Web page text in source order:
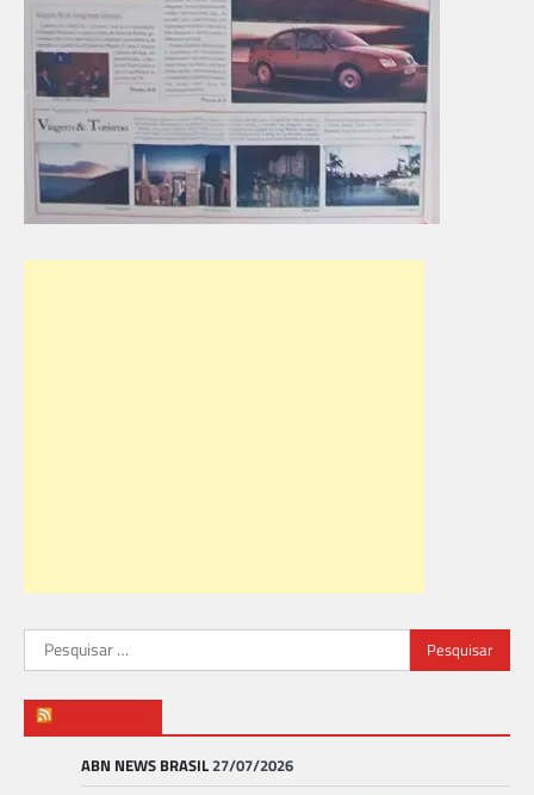
Pesquisar
por:
ABN NEWS BRASIL27/07/2026